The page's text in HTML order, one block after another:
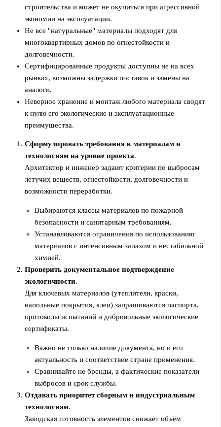
строительства и может не окупиться при агрессивной
экономии на эксплуатации.
Не все "натуральные" материалы подходят для
многоквартирных домов по огнестойкости и
долговечности.
Сертифицированные продукты доступны не на всех
рынках, возможны задержки поставок и замены на
аналоги.
Неверное хранение и монтаж любого материала сводят
к нулю его экологические и эксплуатационные
преимущества.
Сформулировать требования к материалам и
технологиям на уровне проекта.
Архитектор и инженер задают критерии по выбросам
летучих веществ, огнестойкости, долговечности и
возможности переработки.
Выбираются классы материалов по пожарной
безопасности и санитарным требованиям.
Устанавливаются ограничения по использованию
материалов с интенсивным запахом и нестабильной
химией.
Проверить документальное подтверждение
экологичности.
Для ключевых материалов (утеплители, краски,
напольные покрытия, клеи) запрашиваются паспорта,
протоколы испытаний и добровольные экологические
сертификаты.
Важно не только наличие документа, но и его
актуальность и соответствие стране применения.
Сравнивайте не бренды, а фактические показатели
выбросов и срок службы.
Отдавать приоритет сборным и индустриальным
технологиям.
Заводская готовность элементов снижает объём